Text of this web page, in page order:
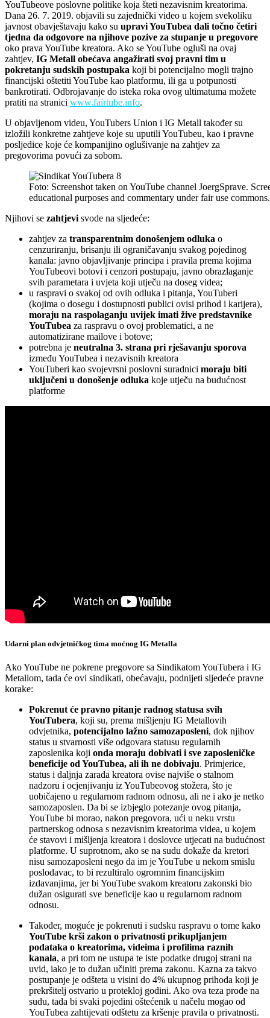
YouTubeove poslovne politike koja šteti nezavisnim kreatorima.
Dana 26. 7. 2019. objavili su zajednički video u kojem svekoliku
javnost obavještavaju kako su upravi YouTubea dali točno četiri
tjedna da odgovore na njihove pozive za stupanje u pregovore
oko prava YouTube kreatora. Ako se YouTube ogluši na ovaj
zahtjev, IG Metall obećava angažirati svoj pravni tim u
pokretanju sudskih postupaka koji bi potencijalno mogli trajno
financijski oštetiti YouTube kao platformu, ili ga u potpunosti
bankrotirati. Odbrojavanje do isteka roka ovog ultimatuma možete
pratiti na stranici www.fairtube.info.
U objavljenom videu, YouTubers Union i IG Metall također su
izložili konkretne zahtjeve koje su uputili YouTubeu, kao i pravne
posljedice koje će kompanijino oglušivanje na zahtjev za
pregovorima povući za sobom.
Foto: Screenshot taken on YouTube channel JoergSprave.
educational purposes and commentary under fair use commons.
Njihovi se zahtjevi svode na sljedeće:
zahtjev za transparentnim donošenjem odluka o
cenzuriranju, brisanju ili ograničavanju svakog pojedinog
kanala: javno objavljivanje principa i pravila prema kojima
YouTubeovi botovi i cenzori postupaju, javno obrazlaganje
svih parametara i uvjeta koji utječu na doseg videa;
u raspravi o svakoj od ovih odluka i pitanja, YouTuberi
(kojima o dosegu i dostupnosti publici ovisi prihod i karijera),
moraju na raspolaganju uvijek imati žive predstavnike
YouTubea za raspravu o ovoj problematici, a ne
automatizirane mailove i botove;
potrebna je neutralna 3. strana pri rješavanju sporova
između YouTubea i nezavisnih kreatora
YouTuberi kao svojevrsni poslovni suradnici moraju biti
uključeni u donošenje odluka koje utječu na budućnost
platforme
Udarni plan odvjetničkog tima moćnog IG Metalla
Ako YouTube ne pokrene pregovore sa Sindikatom YouTubera i IG
Metallom, tada će ovi sindikati, obećavaju, podnijeti sljedeće pravne
korake:
Pokrenut će pravno pitanje radnog statusa svih
YouTubera, koji su, prema mišljenju IG Metallovih
odvjetnika, potencijalno lažno samozaposleni, dok njihov
status u stvarnosti više odgovara statusu regularnih
zaposlenika koji onda moraju dobivati i sve zaposleničke
beneficije od YouTubea, ali ih ne dobivaju. Primjerice,
status i daljnja zarada kreatora ovise najviše o stalnom
nadzoru i ocjenjivanju iz YouTubeovog stožera, što je
uobičajeno u regularnom radnom odnosu, ali ne i ako je netko
samozaposlen. Da bi se izbjeglo potezanje ovog pitanja,
YouTube bi morao, nakon pregovora, ući u neku vrstu
partnerskog odnosa s nezavisnim kreatorima videa, u kojem
će stavovi i mišljenja kreatora i doslovce utjecati na budućnost
platforme. U suprotnom, ako se na sudu dokaže da kretori
nisu samozaposleni nego da im je YouTube u nekom smislu
poslodavac, to bi rezultiralo ogromnim financijskim
izdavanjima, jer bi YouTube svakom kreatoru zakonski bio
dužan osigurati sve beneficije kao u regularnom radnom
odnosu.
Također, moguće je pokrenuti i sudsku raspravu o tome kako
YouTube krši zakon o privatnosti prikupljanjem
podataka o kreatorima, videima i profilima raznih
kanala, a pri tom ne ustupa te iste podatke drugoj strani na
uvid, iako je to dužan učiniti prema zakonu. Kazna za takvo
postupanje je odšteta u visini do 4% ukupnog prihoda koji je
prekršitelj ostvario u protekloj godini. Ako ova teza prođe na
sudu, tada bi svaki pojedini oštećenik u načelu mogao od
YouTubea zahtijevati odštetu za kršenje pravila o privatnosti.